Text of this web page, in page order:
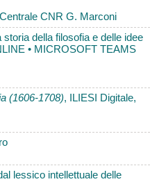
CNR G. Marconi
storia della filosofia e delle idee
• MICROSOFT TEAMS
(1606-1708), ILIESI Digitale,
lessico intellettuale delle